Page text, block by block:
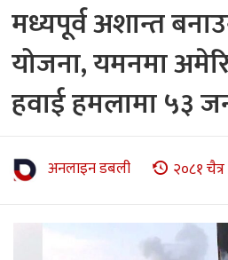
मध्यपूर्व अशान्त
योजना, यमनमा
हवाई हमलामा ५३
अनलाइन डबली २०८१